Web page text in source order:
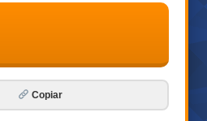
Copiar